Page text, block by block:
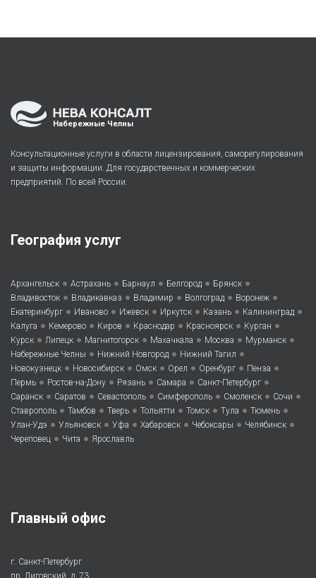
Набережные Челны
Консультационные услуги в области лицензирования, саморегулирования
и защиты информации. Для государственных и коммерческих
предприятий. По всей России.
География услуг
Архангельск • Астрахань • Барнаул • Белгород • Брянск •
Владивосток • Владикавказ • Владимир • Волгоград • Воронеж •
Екатеринбург • Иваново • Ижевск • Иркутск • Казань • Калининград •
Калуга • Кемерово • Киров • Краснодар • Красноярск • Курган •
Курск • Липецк • Магнитогорск • Махачкала • Москва • Мурманск •
Набережные Челны • Нижний Новгород • Нижний Тагил •
Новокузнецк • Новосибирск • Омск • Орел • Оренбург • Пенза •
Пермь • Ростов-на-Дону • Рязань • Самара • Санкт-Петербург •
Саранск • Саратов • Севастополь • Симферополь • Смоленск • Сочи •
Ставрополь • Тамбов • Тверь • Тольятти • Томск • Тула • Тюмень •
Улан-Удэ • Ульяновск • Уфа • Хабаровск • Чебоксары • Челябинск •
Череповец • Чита • Ярославль
Главный офис
г. Санкт-Петербург